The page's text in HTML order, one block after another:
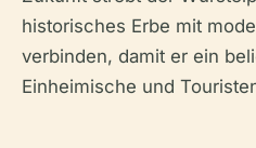
historisches Erbe mit
verbinden, damit er ein
Einheimische und